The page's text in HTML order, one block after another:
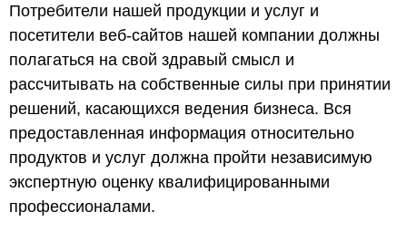
Потребители нашей продукции и услуг и
посетители веб-сайтов нашей компании должны
полагаться на свой здравый смысл и
рассчитывать на собственные силы при принятии
решений, касающихся ведения бизнеса. Вся
предоставленная информация относительно
продуктов и услуг должна пройти независимую
экспертную оценку квалифицированными
профессионалами.